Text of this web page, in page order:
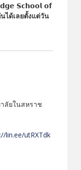
𝗦𝗰𝗵𝗼𝗼𝗹 𝗼𝗳
ได้เลยตั้งแต่วัน
ลัยในสหราช
lin.ee/utRXTdk